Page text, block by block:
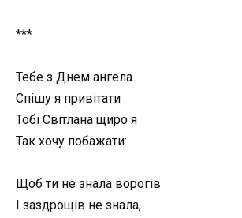
***
Тебе з Днем ангела
Спішу я привітати
Тобі Світлана щиро я
Так хочу побажати:
Щоб ти не знала ворогів
І заздрощів не знала,